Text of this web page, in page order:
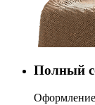
Полный
Оформление